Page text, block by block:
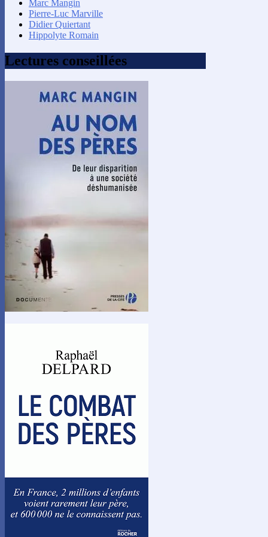
Marc Mangin
Pierre-Luc Marville
Didier Quiertant
Hippolyte Romain
Lectures conseillées